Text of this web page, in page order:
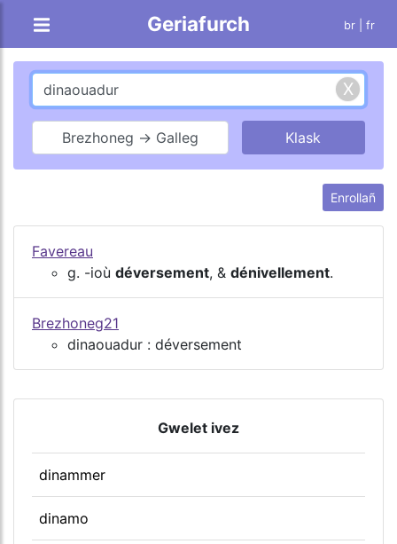
Geriafurch br | fr
Brezhoneg → Galleg
Enrollañ
Favereau
g. -ioù déversement, & dénivellement.
Brezhoneg21
dinaouadur : déversement
Gwelet ivez
dinammer
dinamo